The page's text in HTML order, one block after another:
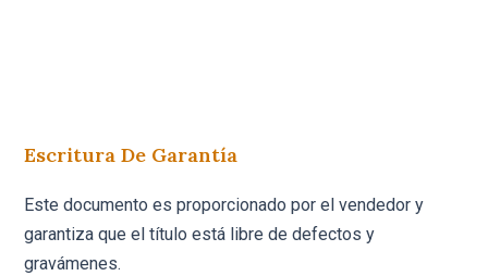
Escritura De Garantía
Este documento es proporcionado por el vendedor y
garantiza que el título está libre de defectos y
gravámenes.